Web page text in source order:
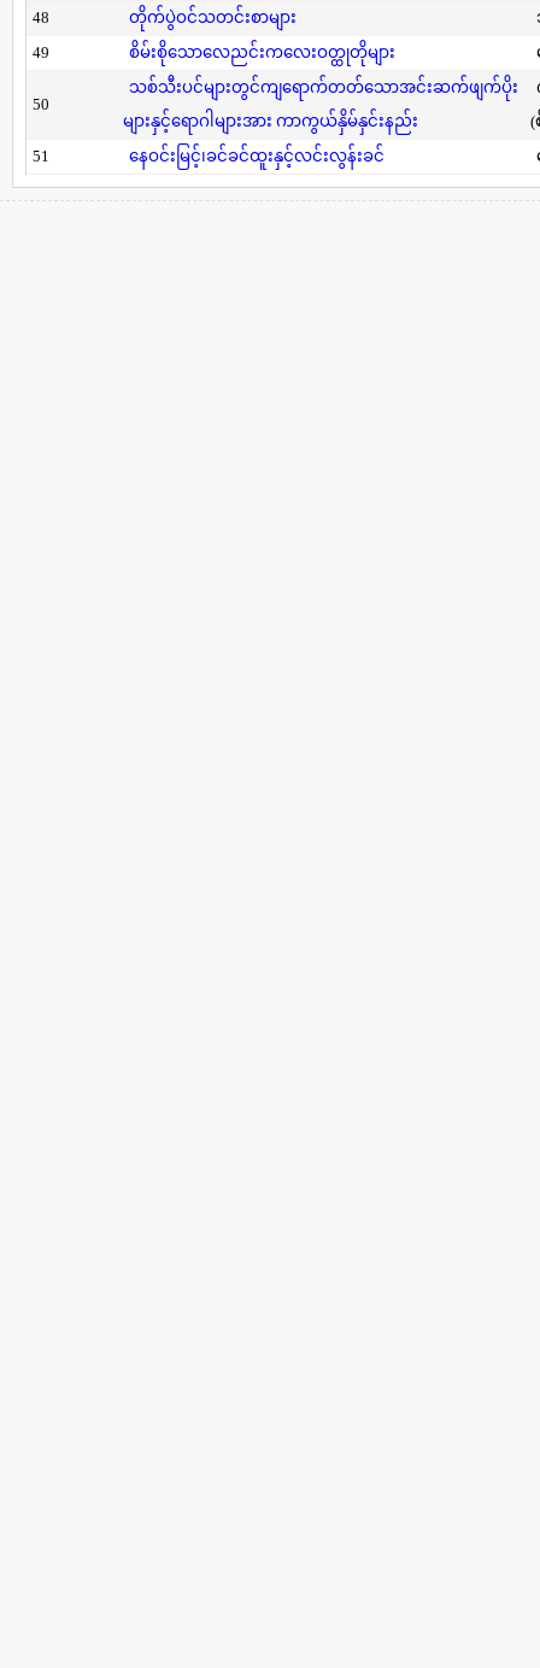
48 တိုက်ပွဲဝင်သတင်းစာများ
49
စိမ်းစိုသောလေညင်းကလေးဝတ္ထုတိုများ
50
သစ်သီးပင်များတွင်ကျရောက်တတ်သောအင်းဆက်ဖျက်ပိုး
များနှင့်ရောဂါများအား ကာကွယ်နှိမ်နှင်းနည်း
(
51
နေဝင်းမြင့်၊ခင်ခင်ထူးနှင့်လင်းလွန်းခင်